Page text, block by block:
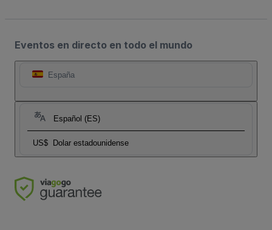
Eventos en directo en todo el mundo
España
Español (ES)
US$ Dolar estadounidense